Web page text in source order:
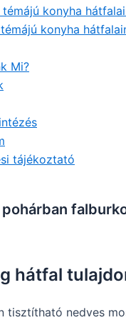
témájú konyha
konyha
Mi?
tájékoztató
hátfal
tisztítható nedves